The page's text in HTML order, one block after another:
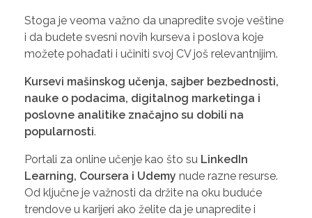
Stoga je veoma važno da unapredite svoje veštine
i da budete svesni novih kurseva i poslova koje
možete pohađati i učiniti svoj CV još relevantnijim.
Kursevi mašinskog učenja, sajber bezbednosti,
nauke o podacima, digitalnog marketinga i
poslovne analitike značajno su dobili na
popularnosti.
Portali za online učenje kao što su LinkedIn
Learning, Coursera i Udemy nude razne resurse.
Od ključne je važnosti da držite na oku buduće
trendove u karijeri ako želite da je unapredite i